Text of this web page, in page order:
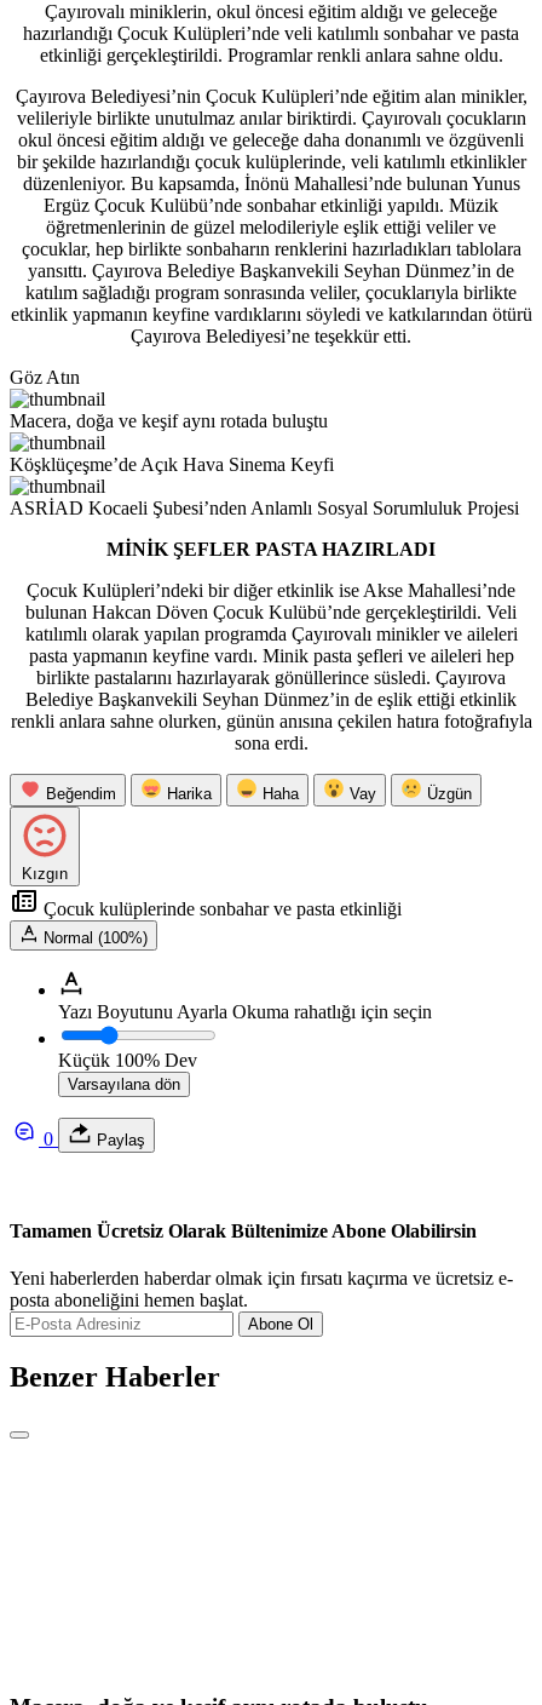
Çayırovalı miniklerin, okul öncesi eğitim aldığı ve geleceğe
hazırlandığı Çocuk Kulüpleri’nde veli katılımlı sonbahar ve pasta
etkinliği gerçekleştirildi. Programlar renkli anlara sahne oldu.
Çayırova Belediyesi’nin Çocuk Kulüpleri’nde eğitim alan minikler,
velileriyle birlikte unutulmaz anılar biriktirdi. Çayırovalı çocukların
okul öncesi eğitim aldığı ve geleceğe daha donanımlı ve özgüvenli
bir şekilde hazırlandığı çocuk kulüplerinde, veli katılımlı etkinlikler
düzenleniyor. Bu kapsamda, İnönü Mahallesi’nde bulunan Yunus
Ergüz Çocuk Kulübü’nde sonbahar etkinliği yapıldı. Müzik
öğretmenlerinin de güzel melodileriyle eşlik ettiği veliler ve
çocuklar, hep birlikte sonbaharın renklerini hazırladıkları tablolara
yansıttı. Çayırova Belediye Başkanvekili Seyhan Dünmez’in de
katılım sağladığı program sonrasında veliler, çocuklarıyla birlikte
etkinlik yapmanın keyfine vardıklarını söyledi ve katkılarından ötürü
Çayırova Belediyesi’ne teşekkür etti.
Göz Atın
Macera, doğa ve keşif aynı rotada buluştu
Köşklüçeşme’de Açık Hava Sinema Keyfi
ASRİAD Kocaeli Şubesi’nden Anlamlı Sosyal Sorumluluk Projesi
MİNİK ŞEFLER PASTA HAZIRLADI
Çocuk Kulüpleri’ndeki bir diğer etkinlik ise Akse Mahallesi’nde
bulunan Hakcan Döven Çocuk Kulübü’nde gerçekleştirildi. Veli
katılımlı olarak yapılan programda Çayırovalı minikler ve aileleri
pasta yapmanın keyfine vardı. Minik pasta şefleri ve aileleri hep
birlikte pastalarını hazırlayarak gönüllerince süsledi. Çayırova
Belediye Başkanvekili Seyhan Dünmez’in de eşlik ettiği etkinlik
renkli anlara sahne olurken, günün anısına çekilen hatıra fotoğrafıyla
sona erdi.
Beğendim Harika Haha Vay Üzgün
Kızgın
Çocuk kulüplerinde sonbahar ve pasta etkinliği
Normal (100%)
Yazı Boyutunu Ayarla Okuma rahatlığı için seçin
Küçük 100% Dev
Varsayılana dön
0 Paylaş
Tamamen Ücretsiz Olarak Bültenimize Abone Olabilirsin
Yeni haberlerden haberdar olmak için fırsatı kaçırma ve ücretsiz e-
posta aboneliğini hemen başlat.
Abone Ol
Benzer Haberler